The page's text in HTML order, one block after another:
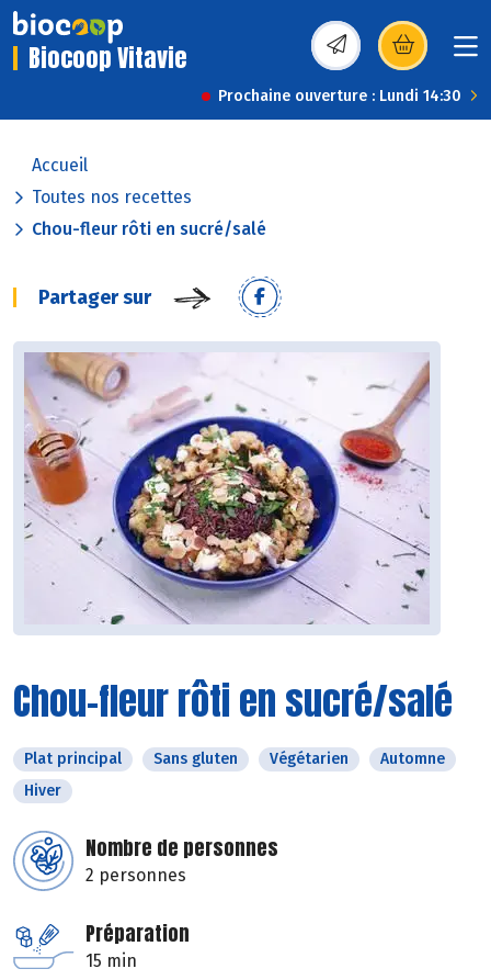
Biocoop Vitavie (s’ouvre dans une
Prochaine ouverture : Lundi 14:30
Accueil
Toutes nos recettes
Chou-fleur rôti en sucré/salé
Partager sur
Chou-fleur rôti en sucré/salé
Plat principal Sans gluten Végétarien
Automne
Hiver
Nombre de personnes
2 personnes
Préparation
15 min